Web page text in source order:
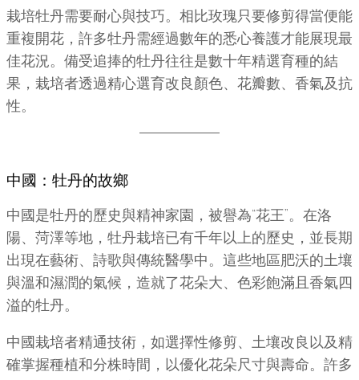
栽培牡丹需要耐心與技巧。相比玫瑰只要修剪得當便能
重複開花，許多牡丹需經過數年的悉心養護才能展現最
佳花況。備受追捧的牡丹往往是數十年精選育種的結
果，栽培者透過精心選育改良顏色、花瓣數、香氣及抗
性。
中國：牡丹的故鄉
中國是牡丹的歷史與精神家園，被譽為“花王”。在洛
陽、菏澤等地，牡丹栽培已有千年以上的歷史，並長期
出現在藝術、詩歌與傳統醫學中。這些地區肥沃的土壤
與溫和濕潤的氣候，造就了花朵大、色彩飽滿且香氣四
溢的牡丹。
中國栽培者精通技術，如選擇性修剪、土壤改良以及精
確掌握種植和分株時間，以優化花朵尺寸與壽命。許多